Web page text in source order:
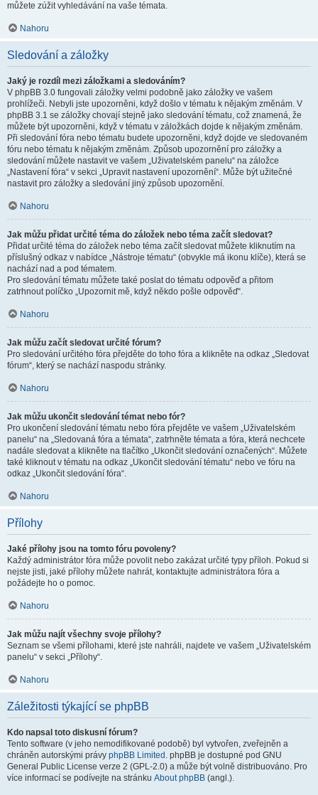
můžete zúžit vyhledávání na vaše témata.
Nahoru
Sledování a záložky
Jaký je rozdíl mezi záložkami a sledováním?
V phpBB 3.0 fungovali záložky velmi podobně jako záložky ve vašem
prohlížeči. Nebyli jste upozorněni, když došlo v tématu k nějakým změnám. V
phpBB 3.1 se záložky chovají stejně jako sledování tématu, což znamená, že
můžete být upozorněni, když v tématu v záložkách dojde k nějakým změnám.
Při sledování fóra nebo tématu budete upozorněni, když dojde ve sledovaném
fóru nebo tématu k nějakým změnám. Způsob upozornění pro záložky a
sledování můžete nastavit ve vašem „Uživatelském panelu“ na záložce
„Nastavení fóra“ v sekci „Upravit nastavení upozornění“. Může být užitečné
nastavit pro záložky a sledování jiný způsob upozornění.
Nahoru
Jak můžu přidat určité téma do záložek nebo téma začít sledovat?
Přidat určité téma do záložek nebo téma začít sledovat můžete kliknutím na
příslušný odkaz v nabídce „Nástroje tématu“ (obvykle má ikonu klíče), která se
nachází nad a pod tématem.
Pro sledování tématu můžete také poslat do tématu odpověď a přitom
zatrhnout políčko „Upozornit mě, když někdo pošle odpověď“.
Nahoru
Jak můžu začít sledovat určité fórum?
Pro sledování určitého fóra přejděte do toho fóra a klikněte na odkaz „Sledovat
fórum“, který se nachází naspodu stránky.
Nahoru
Jak můžu ukončit sledování témat nebo fór?
Pro ukončení sledování tématu nebo fóra přejděte ve vašem „Uživatelském
panelu“ na „Sledovaná fóra a témata“, zatrhněte témata a fóra, která nechcete
nadále sledovat a klikněte na tlačítko „Ukončit sledování označených“. Můžete
také kliknout v tématu na odkaz „Ukončit sledování tématu“ nebo ve fóru na
odkaz „Ukončit sledování fóra“.
Nahoru
Přílohy
Jaké přílohy jsou na tomto fóru povoleny?
Každý administrátor fóra může povolit nebo zakázat určité typy příloh. Pokud si
nejste jisti, jaké přílohy můžete nahrát, kontaktujte administrátora fóra a
požádejte ho o pomoc.
Nahoru
Jak můžu najít všechny svoje přílohy?
Seznam se všemi přílohami, které jste nahráli, najdete ve vašem „Uživatelském
panelu“ v sekci „Přílohy“.
Nahoru
Záležitosti týkající se phpBB
Kdo napsal toto diskusní fórum?
Tento software (v jeho nemodifikované podobě) byl vytvořen, zveřejněn a
chráněn autorskými právy phpBB Limited . phpBB je dostupné pod GNU
General Public License verze 2 (GPL-2.0) a může být volně distribuováno. Pro
více informací se podívejte na stránku About phpBB (angl.).